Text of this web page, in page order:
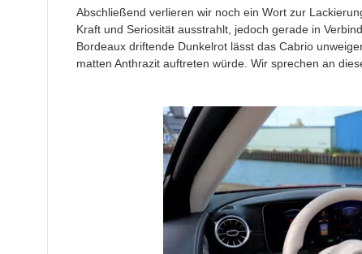
Abschließend verlieren wir noch ein Wort zur
Kraft und Seriosität ausstrahlt, jedoch gerade in
Bordeaux driftende Dunkelrot lässt das Cabrio
matten Anthrazit auftreten würde. Wir sprechen an